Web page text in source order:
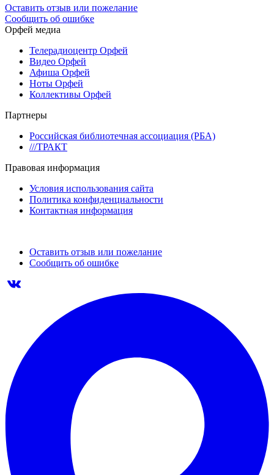
Оставить отзыв или пожелание
Сообщить об ошибке
Орфей медиа
Телерадиоцентр Орфей
Видео Орфей
Афиша Орфей
Ноты Орфей
Коллективы Орфей
Партнеры
Российская библиотечная ассоциация (РБА)
///ТРАКТ
Правовая информация
Условия использования сайта
Политика конфиденциальности
Контактная информация
Оставить отзыв или пожелание
Сообщить об ошибке